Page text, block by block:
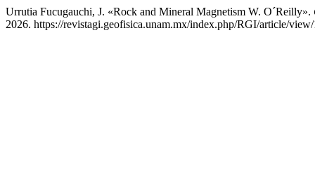
Urrutia Fucugauchi, J. «Rock and Mineral Magnetism W. O´Reilly».
2026. https://revistagi.geofisica.unam.mx/index.php/RGI/article/